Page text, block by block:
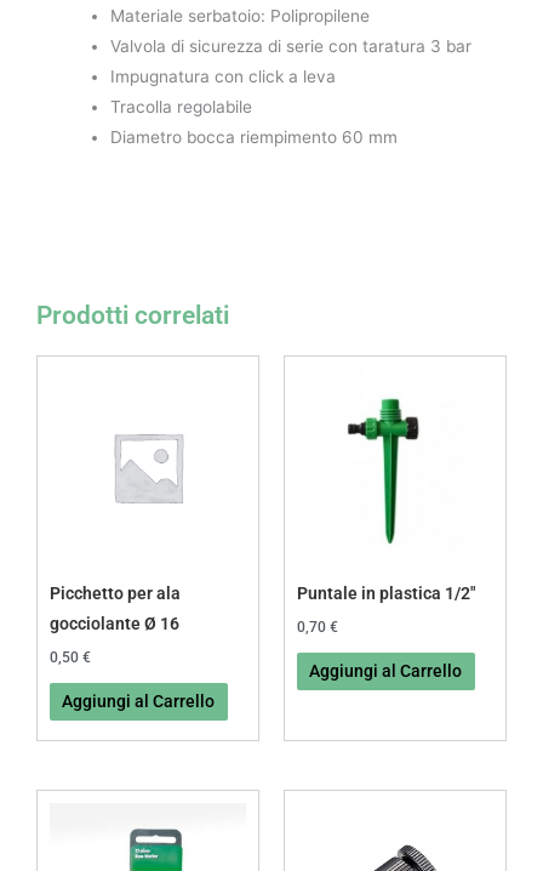
Materiale serbatoio: Polipropilene
Valvola di sicurezza di serie con taratura 3 bar
Impugnatura con click a leva
Tracolla regolabile
Diametro bocca riempimento 60 mm
Prodotti correlati
Picchetto per ala
gocciolante Ø 16
0,50 €
Aggiungi al Carrello
Puntale in plastica 1/2″
0,70 €
Aggiungi al Carrello